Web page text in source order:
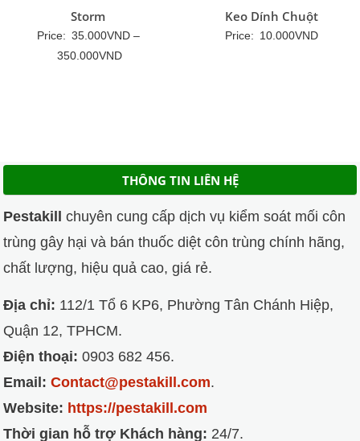
Storm
Price: 35.000VND –
350.000VNDKhoảng
Keo Dính Chuột
Price: 10.000VND
THÔNG TIN LIÊN HỆ
Pestakill
chuyên cung cấp dịch vụ kiểm soát mối côn
trùng gây hại và bán thuốc diệt côn trùng chính hãng,
chất lượng, hiệu quả cao, giá rẻ.
Địa chỉ: 112/1 Tổ 6 KP6, Phường Tân Chánh Hiệp,
Quận 12, TPHCM.
Điện thoại: 0903 682 456.
Email: Contact@pestakill.com.
Website: https://pestakill.com
Thời gian hỗ trợ Khách hàng: 24/7.